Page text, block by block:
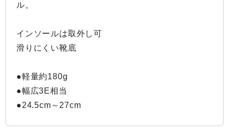
ル。
インソールは取外し可
滑りにくい靴底
●軽量約180g
●幅広3E相当
●24.5cm～27cm